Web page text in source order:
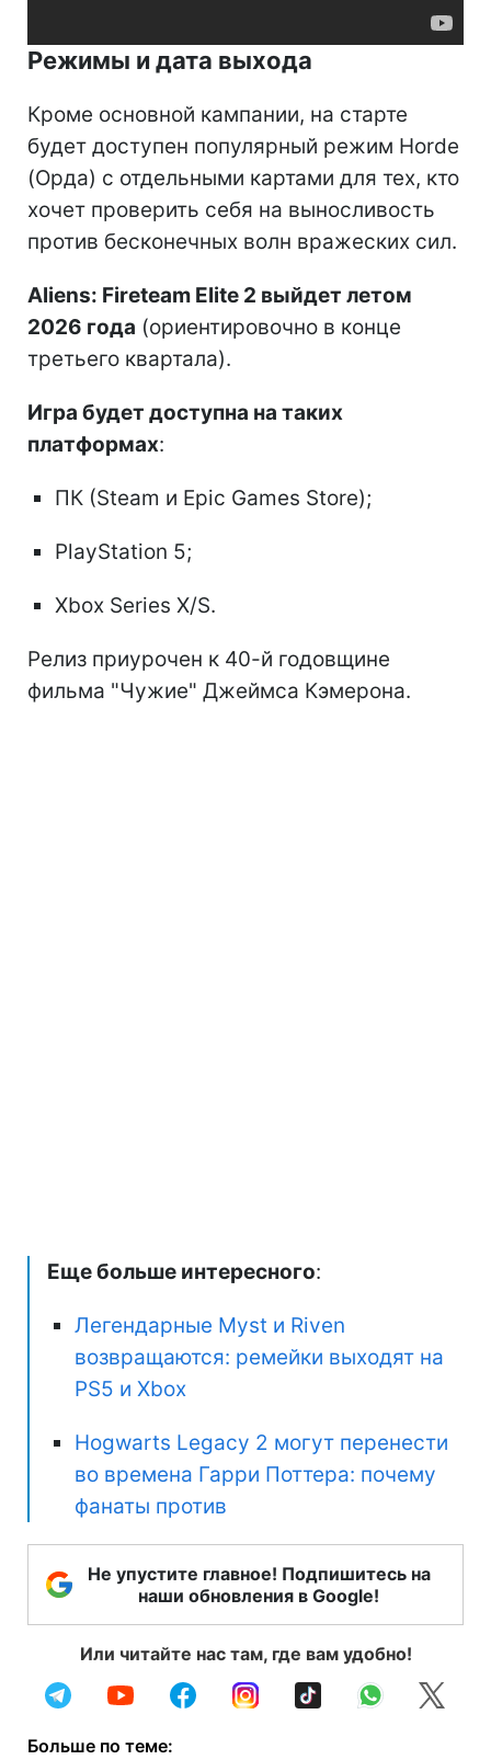
Режимы и дата выхода
Кроме основной кампании, на старте
будет доступен популярный режим Horde
(Орда) с отдельными картами для тех, кто
хочет проверить себя на выносливость
против бесконечных волн вражеских сил.
Aliens: Fireteam Elite 2 выйдет летом
2026 года (ориентировочно в конце
третьего квартала).
Игра будет доступна на таких
платформах:
ПК (Steam и Epic Games Store);
PlayStation 5;
Xbox Series X/S.
Релиз приурочен к 40-й годовщине
фильма "Чужие" Джеймса Кэмерона.
Еще больше интересного:
Легендарные Myst и Riven
возвращаются: ремейки выходят на
PS5 и Xbox
Hogwarts Legacy 2 могут перенести
во времена Гарри Поттера: почему
фанаты против
Не упустите главное! Подпишитесь на
наши обновления в Google!
Или читайте нас там, где вам удобно!
Больше по теме: